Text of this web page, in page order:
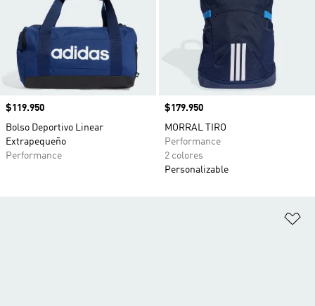
Precio
$119.950
Bolso Deportivo Linear
Extrapequeño
Performance
Precio
$179.950
MORRAL TIRO
Performance
2 colores
Personalizable